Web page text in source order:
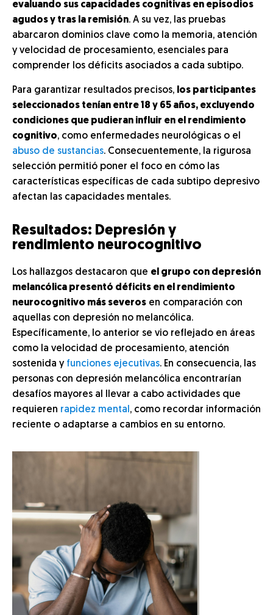
evaluando sus capacidades cognitivas en episodios
agudos y tras la remisión. A su vez, las pruebas
abarcaron dominios clave como la memoria, atención
y velocidad de procesamiento, esenciales para
comprender los déficits asociados a cada subtipo.
Para garantizar resultados precisos, los participantes
seleccionados tenían entre 18 y 65 años, excluyendo
condiciones que pudieran influir en el rendimiento
cognitivo, como enfermedades neurológicas o el
abuso de sustancias. Consecuentemente, la rigurosa
selección permitió poner el foco en cómo las
características específicas de cada subtipo depresivo
afectan las capacidades mentales.
Resultados: Depresión y
rendimiento neurocognitivo
Los hallazgos destacaron que el grupo con depresión
melancólica presentó déficits en el rendimiento
neurocognitivo más severos en comparación con
aquellas con depresión no melancólica.
Específicamente, lo anterior se vio reflejado en áreas
como la velocidad de procesamiento, atención
sostenida y funciones ejecutivas. En consecuencia, las
personas con depresión melancólica encontrarían
desafíos mayores al llevar a cabo actividades que
requieren rapidez mental , como recordar información
reciente o adaptarse a cambios en su entorno.